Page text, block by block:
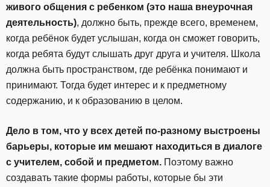
живого общения с ребенком (это наша внеурочная
деятельность), должно быть, прежде всего, временем,
когда ребёнок будет услышан, когда он сможет говорить,
когда ребята будут слышать друг друга и учителя. Школа
должна быть пространством, где ребёнка понимают и
принимают. Тогда будет интерес и к предметному
содержанию, и к образованию в целом.
Дело в том, что у всех детей по-разному выстроены
барьеры, которые им мешают находиться в диалоге
с учителем, собой и предметом. Поэтому важно
создавать такие формы работы, которые бы эти